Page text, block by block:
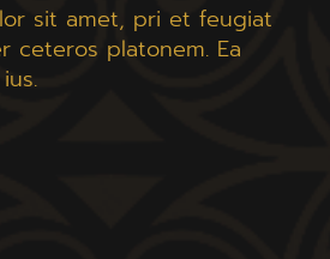
sit amet, pri et feugiat
ceteros platonem. Ea